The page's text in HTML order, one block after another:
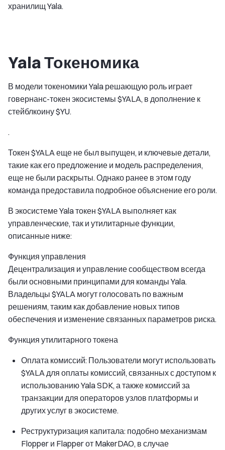
хранилищ Yala.
Yala Токеномика
В модели токеномики Yala решающую роль играет
говернанс-токен экосистемы $YALA, в дополнение к
стейблкоину $YU.
.
Токен $YALA еще не был выпущен, и ключевые детали,
такие как его предложение и модель распределения,
еще не были раскрыты. Однако ранее в этом году
команда предоставила подробное объяснение его роли.
В экосистеме Yala токен $YALA выполняет как
управленческие, так и утилитарные функции,
описанные ниже:
Функция управления
Децентрализация и управление сообществом всегда
были основными принципами для команды Yala.
Владельцы $YALA могут голосовать по важным
решениям, таким как добавление новых типов
обеспечения и изменение связанных параметров риска.
Функция утилитарного токена
Оплата комиссий: Пользователи могут использовать
$YALA для оплаты комиссий, связанных с доступом к
использованию Yala SDK, а также комиссий за
транзакции для операторов узлов платформы и
других услуг в экосистеме.
Реструктуризация капитала: подобно механизмам
Flopper и Flapper от MakerDAO, в случае